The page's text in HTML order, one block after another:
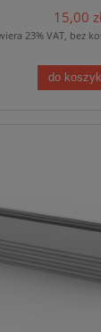
15,00
23% VAT, bez
do